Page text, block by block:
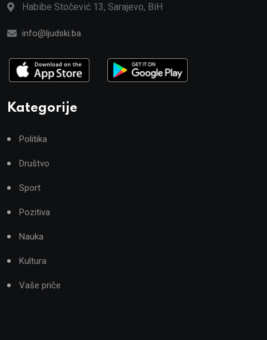
Habibe Stočević 13, Sarajevo, BiH
info@ljudski.ba
Kategorije
Politika
Društvo
Sport
Pozitiva
Nauka
Kultura
Vaše priče